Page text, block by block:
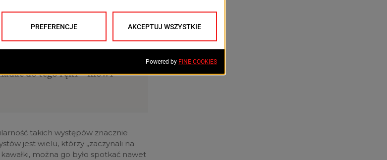
im do kapelusza. Jeśli już,
w monetach jeśli akurat
ludziom, którzy grają, gdy
i do tego
do tego ręki – mówi
takich występów znacznie
jest wielu, którzy „zaczynali na
można go było spotkać nawet